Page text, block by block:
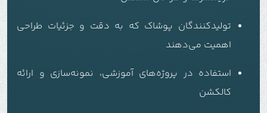
تولیدکنندگان پوشاک که به دقت و جزئیات طراحی
اهمیت می‌دهند
استفاده در پروژه‌های آموزشی، نمونه‌سازی و ارائه
کالکشن